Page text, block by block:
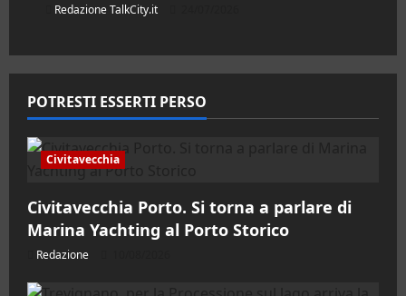
Redazione TalkCity.it
POTRESTI ESSERTI PERSO
Civitavecchia
Civitavecchia Porto. Si torna a parlare di
Marina Yachting al Porto Storico
Redazione